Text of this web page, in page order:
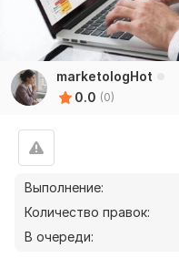
marketologHot
0.0 (0)
Выполнение:
Количество правок:
В очереди: